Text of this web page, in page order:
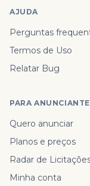
AJUDA
Perguntas
Termos de Uso
Relatar Bug
PARA
Quero anunciar
Planos e preços
Radar de
Minha conta